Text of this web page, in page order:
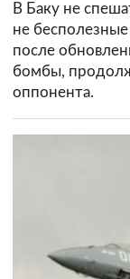
В Баку не
не
после
бомбы,
оппонента.